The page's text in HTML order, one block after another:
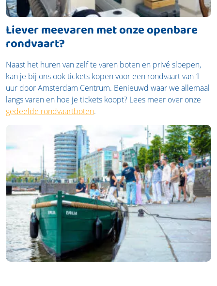
Liever meevaren met onze openbare
rondvaart?
Naast het huren van zelf te varen boten en privé sloepen,
kan je bij ons ook tickets kopen voor een rondvaart van 1
uur door Amsterdam Centrum. Benieuwd waar we allemaal
langs varen en hoe je tickets koopt? Lees meer over onze
gedeelde rondvaartboten.